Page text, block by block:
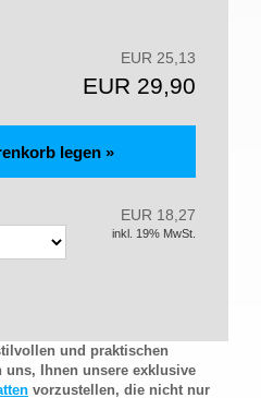
EUR 25,13
EUR 29,90
EUR 18,27
inkl. 19% MwSt.
und praktischen
uns, Ihnen unsere exklusive
vorzustellen, die nicht nur